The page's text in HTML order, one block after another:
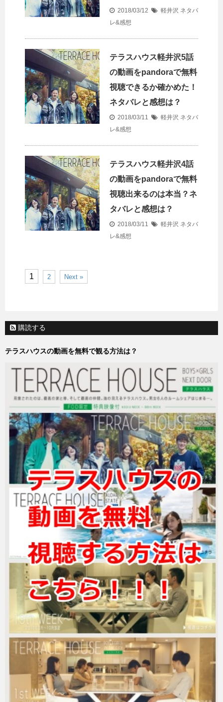
2018/03/12
軽井沢 ネタバ
レ&感想
テラスハウス軽井沢5話
の動画をpandoraで無料
視聴できるか確かめた！
ネタバレと感想は？
2018/03/11
軽井沢 ネタバ
レ&感想
テラスハウス軽井沢4話
の動画をpandoraで無料
視聴出来るのは本当？ネ
タバレと感想は？
2018/03/11
軽井沢 ネタバ
レ&感想
1 2 Next »
購読する
テラスハウスの動画を無料で観る方法は？